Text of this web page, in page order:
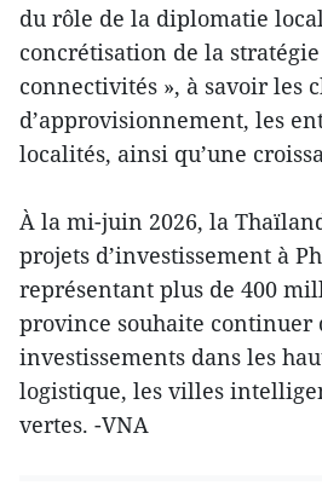
du rôle de la diplomatie
concrétisation de la
connectivités », à savoir les
d’approvisionnement, les
localités, ainsi qu’une
À la mi-juin 2026, la
projets d’investissement à
représentant plus de 400
province souhaite continuer
investissements dans les
logistique, les villes
vertes. -VNA